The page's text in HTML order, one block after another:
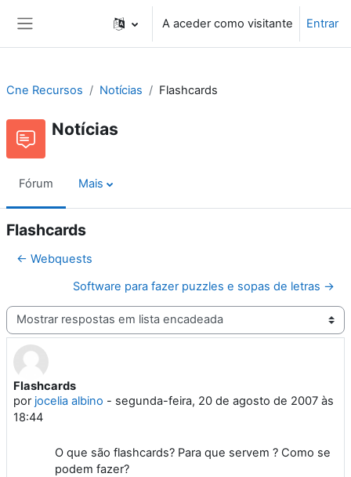
A aceder como visitante Entrar
Cne Recursos Notícias Flashcards
Notícias
Fórum Mais
Flashcards
← Webquests
Software para fazer puzzles e sopas de letras →
Modo de visualização
Flashcards
por jocelia albino - segunda-feira, 20 de agosto de 2007 às
18:44
Número de respostas: 2
O que são flashcards? Para que servem ? Como se
podem fazer?